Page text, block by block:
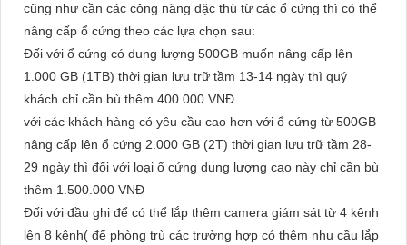
cũng như cần các công năng đặc thù từ các ổ cứng thì có thể
nâng cấp ổ cứng theo các lựa chọn sau:
Đối với ổ cứng có dung lượng 500GB muốn nâng cấp lên
1.000 GB (1TB) thời gian lưu trữ tầm 13-14 ngày thì quý
khách chỉ cần bù thêm 400.000 VNĐ.
với các khách hàng có yêu cầu cao hơn với ổ cứng từ 500GB
nâng cấp lên ổ cứng 2.000 GB (2T) thời gian lưu trữ tầm 28-
29 ngày thì đối với loại ổ cứng dung lượng cao này chỉ cần bù
thêm 1.500.000 VNĐ
Đối với đầu ghi để có thể lắp thêm camera giám sát từ 4 kênh
lên 8 kênh( để phòng trù các trường hợp có thêm nhu cầu lắp